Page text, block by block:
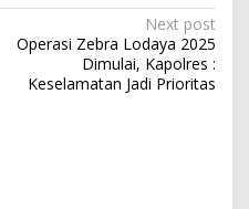
Next post
Operasi Zebra Lodaya 2025
Dimulai, Kapolres :
Keselamatan Jadi Prioritas